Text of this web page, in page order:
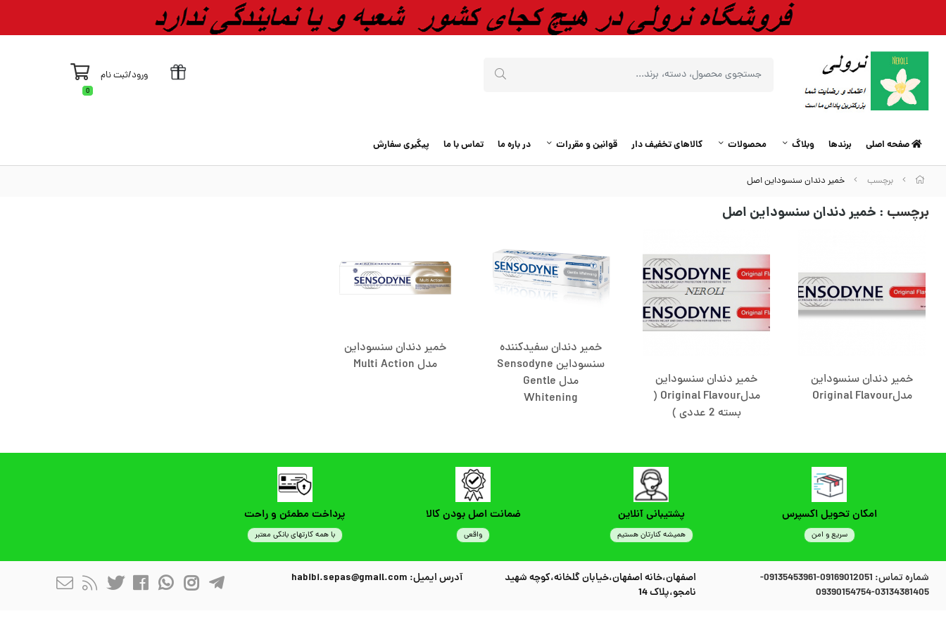
ورود/ثبت نام
0
صفحه اصلی برندها وبلاگ محصولات کالاهای تخفیف دار قوانین و مقررات در باره ما تماس با ما پیگیری سفارش
برچسب خمیر دندان سنسوداین اصل
برچسب : خمیر دندان سنسوداین اصل
خمیر دندان سنسوداین
مدلOriginal Flavour
خمیر دندان سنسوداین
مدلOriginal Flavour (
بسته 2 عددی )
خمیر دندان سفیدکننده
سنسوداین Sensodyne
مدل Gentle
Whitening
خمیر دندان سنسوداین
مدل Multi Action
امکان تحویل اکسپرس
سریع و امن
پشتیبانی آنلاین
همیشه کنارتان هستیم
ضمانت اصل بودن کالا
واقعی
پرداخت مطمئن و راحت
با همه کارتهای بانکی معتبر
شماره تماس:
09169012051-09135453961-
03134381405-09390154754
اصفهان،خانه اصفهان،خیابان گلخانه،کوچه شهید
نامجو،پلاک 14
آدرس ایمیل: habibi.sepas@gmail.com